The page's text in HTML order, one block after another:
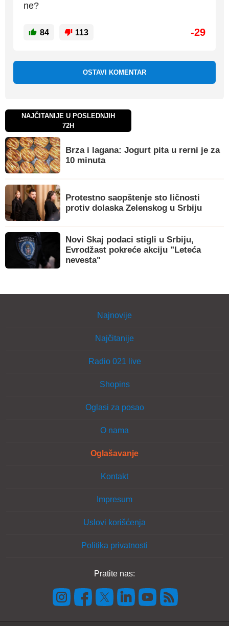
ne?
84 113 -29
OSTAVI KOMENTAR
NAJČITANIJE U POSLEDNJIH
72H
Brza i lagana: Jogurt pita u rerni je za
10 minuta
Protestno saopštenje sto ličnosti
protiv dolaska Zelenskog u Srbiju
Novi Skaj podaci stigli u Srbiju,
Evrodžast pokreće akciju "Leteća
nevesta"
Najnovije
Najčitanije
Radio 021 live
Shopins
Oglasi za posao
O nama
Oglašavanje
Kontakt
Impresum
Uslovi korišćenja
Politika privatnosti
Pratite nas: